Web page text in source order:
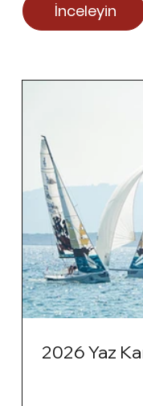
İnceleyin
2026 Yaz